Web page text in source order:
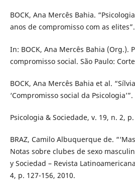
BOCK, Ana Mercês Bahia.
anos de compromisso com as elites”.
In: BOCK, Ana Mercês Bahia (Org.).
compromisso social. São Paulo:
BOCK, Ana Mercês Bahia et al.
‘Compromisso social da Psicologia’”.
Psicologia & Sociedade, v. 19, n. 2,
BRAZ, Camilo Albuquerque de.
Notas sobre clubes de sexo
y Sociedad – Revista
4, p. 127-156, 2010.